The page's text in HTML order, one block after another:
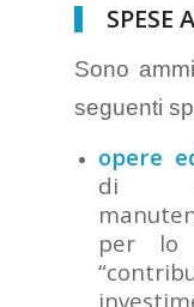
SPESE
Sono
seguenti
opere
di
per lo